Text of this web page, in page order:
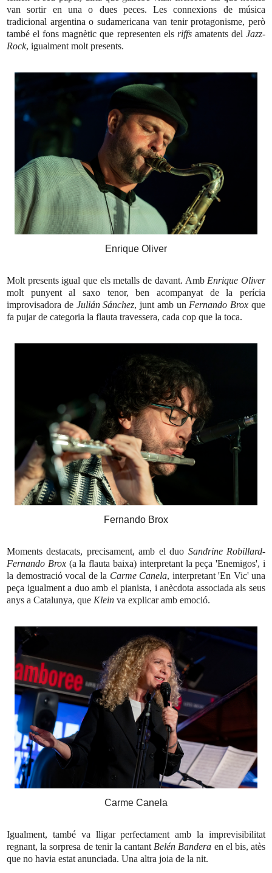
van sortir en una o dues peces. Les connexions de música
tradicional argentina o sudamericana van tenir protagonisme, però
també el fons magnètic que representen els riffs amatents delJazz-
Rock, igualment molt presents.
Enrique Oliver
Molt presents igual que els metalls de davant. Amb Enrique Oliver
molt punyent al saxo tenor, ben acompanyat de la perícia
improvisadora de Julián Sánchez, junt amb un Fernando Brox que
fa pujar de categoria la flauta travessera, cada cop que la toca.
Fernando Brox
Moments destacats, precisament, amb el duo Sandrine Robillard-
Fernando Brox(a la flauta baixa) interpretant la peça 'Enemigos', i
la demostració vocal de la Carme Canela, interpretant 'En Vic' una
peça igualment a duo amb el pianista, i anècdota associada als seus
anys a Catalunya, que Klein va explicar amb emoció.
Carme Canela
Igualment, també va lligar perfectament amb la imprevisibilitat
regnant, la sorpresa de tenir la cantant Belén Bandera en el bis, atès
que no havia estat anunciada. Una altra joia de la nit.